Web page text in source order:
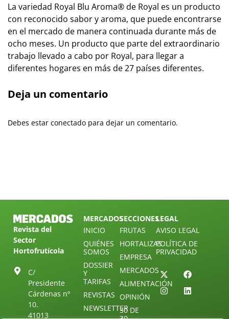
La variedad Royal Blu Aroma® de Royal es un producto
con reconocido sabor y aroma, que puede encontrarse
en el mercado de manera continuada durante más de
ocho meses. Un producto que parte del extraordinario
trabajo llevado a cabo por Royal, para llegar a
diferentes hogares en más de 27 países diferentes.
Deja un comentario
Debes estar conectado para dejar un comentario.
Revista del
Sector
Hortofrutícola
C/
Presidente
Cárdenas nº
10.
41013
MERCADOS
INICIO
QUIÉNES
SOMOS
DOSSIER
Y
TARIFAS
REVISTAS
NEWSLETTER
SECCIONES
FRUTAS
HORTALIZAS
EMPRESA
MERCADOS
ALIMENTACIÓN
OPINIÓN
30 DE
LEGAL
AVISO LEGAL
POLÍTICA DE
PRIVACIDAD